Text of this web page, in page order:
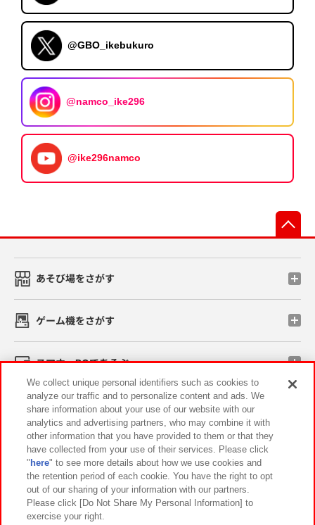
@GBO_ikebukuro
@namco_ike296
@ike296namco
あそび場をさがす
ゲーム機をさがす
スマホ・PCであそぶ
イベント・キャンペーン
関連会社 サステナビリティ サイトポリシー
プライバシーポリシー ウェブアクセシビリティ方針と検証結果
お取引先さまとともに
We collect unique personal identifiers such as cookies to
analyze our traffic and to personalize content and ads. We
share information about your use of our website with our
analytics and advertising partners, who may combine it with
other information that you have provided to them or that they
have collected from your use of their services. Please click
" here" to see more details about how we use cookies and
the retention period of each cookie. You have the right to opt
out of our sharing of your information with our partners.
Please click [Do Not Share My Personal Information] to
exercise your right.